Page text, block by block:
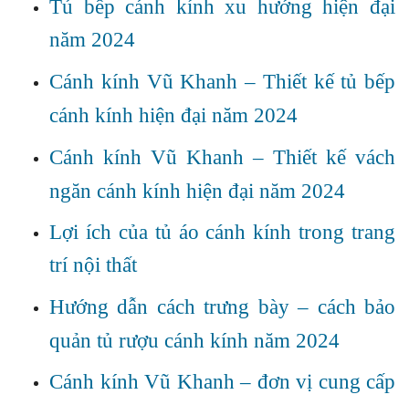
Tủ bếp cánh kính xu hướng hiện đại
năm 2024
Cánh kính Vũ Khanh – Thiết kế tủ bếp
cánh kính hiện đại năm 2024
Cánh kính Vũ Khanh – Thiết kế vách
ngăn cánh kính hiện đại năm 2024
Lợi ích của tủ áo cánh kính trong trang
trí nội thất
Hướng dẫn cách trưng bày – cách bảo
quản tủ rượu cánh kính năm 2024
Cánh kính Vũ Khanh – đơn vị cung cấp